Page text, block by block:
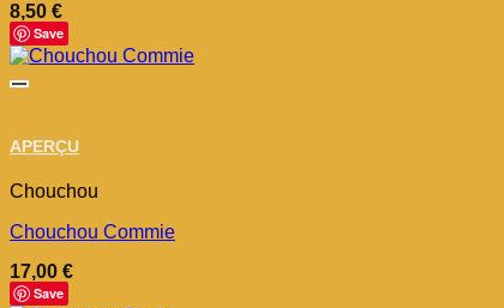
8,50 €
Save
APERÇU
Chouchou
Chouchou Commie
17,00 €
Save